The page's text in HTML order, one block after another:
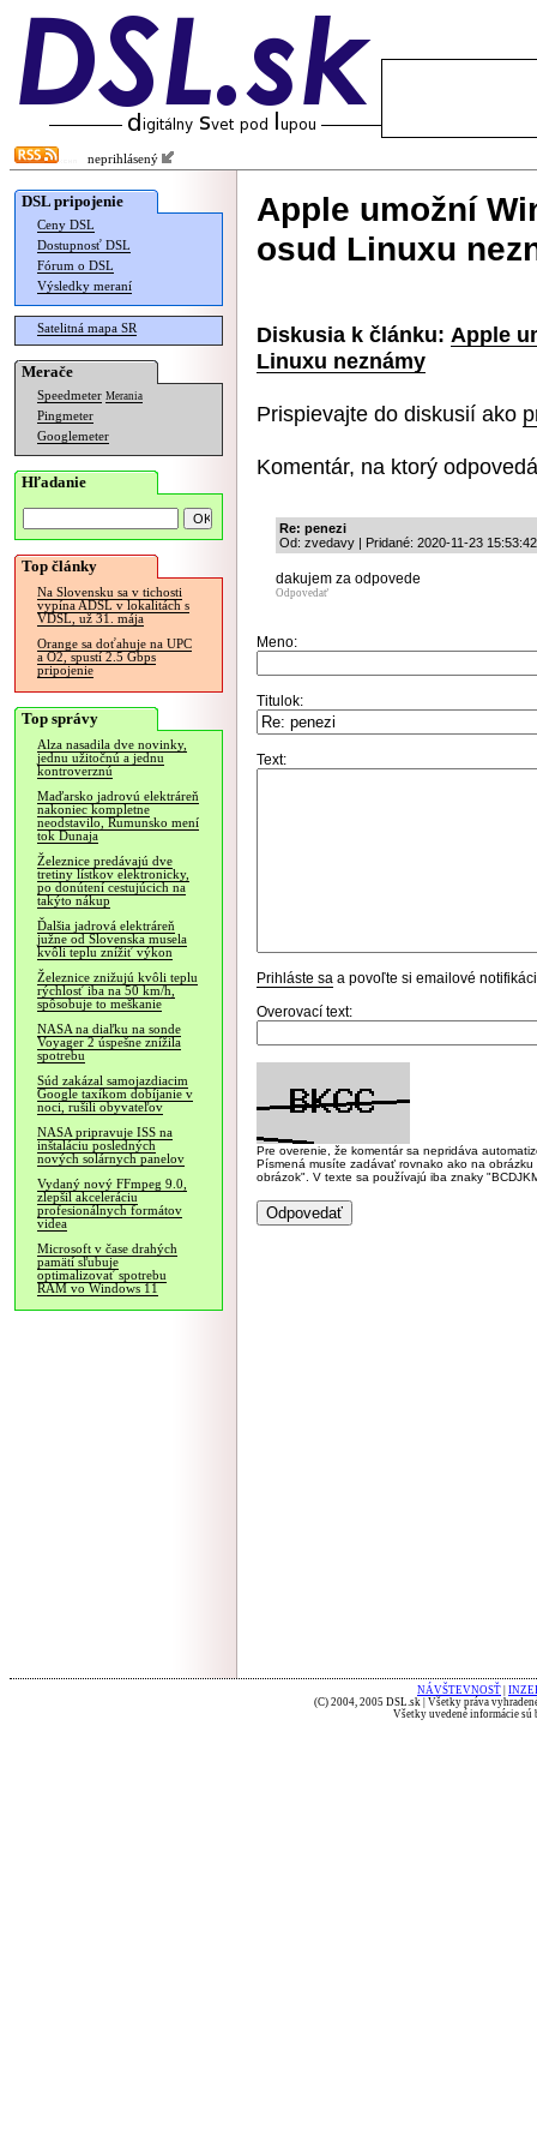
neprihlásený
DSL pripojenie
Ceny DSL
Dostupnosť DSL
Fórum o DSL
Výsledky meraní
Satelitná mapa SR
Merače
Speedmeter Merania
Pingmeter
Googlemeter
Hľadanie
Top články
Na Slovensku sa v tichosti
vypína ADSL v lokalitách s
VDSL, už 31. mája
Orange sa doťahuje na UPC
a O2, spustí 2.5 Gbps
pripojenie
Top správy
Alza nasadila dve novinky,
jednu užitočnú a jednu
kontroverznú
Maďarsko jadrovú elektráreň
nakoniec kompletne
neodstavilo, Rumunsko mení
tok Dunaja
Železnice predávajú dve
tretiny lístkov elektronicky,
po donútení cestujúcich na
takýto nákup
Ďalšia jadrová elektráreň
južne od Slovenska musela
kvôli teplu znížiť výkon
Železnice znižujú kvôli teplu
rýchlosť iba na 50 km/h,
spôsobuje to meškanie
NASA na diaľku na sonde
Voyager 2 úspešne znížila
spotrebu
Súd zakázal samojazdiacim
Google taxíkom dobíjanie v
noci, rušili obyvateľov
NASA pripravuje ISS na
inštaláciu posledných
nových solárnych panelov
Vydaný nový FFmpeg 9.0,
zlepšil akceleráciu
profesionálnych formátov
videa
Microsoft v čase drahých
pamätí sľubuje
optimalizovať spotrebu
RAM vo Windows 11
Apple umožní
osud Linuxu
Diskusia k článku: Apple
Linuxu neznámy
Prispievajte do diskusií ako
Komentár, na ktorý
Re: penezi
Od: zvedavy | Pridané: 2020-11-23 15:53:42
dakujem za odpovede
Odpovedať
Meno:
Titulok:
Text:
Prihláste sa a povoľte si emailové
Overovací text:
Pre overenie, že komentár sa nepridáva
Písmená musíte zadávať rovnako ako na
obrázok". V texte sa používajú iba znaky
NÁVŠTEVNOSŤ
(C) 2004, 2005 DSL.sk | Všetky práva
Všetky uvedené informácie sú